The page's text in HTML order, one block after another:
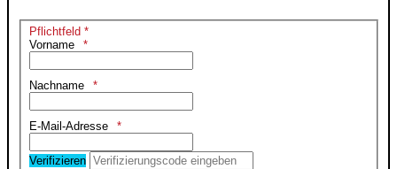
Pflichtfeld *
Vorname
Nachname
E-Mail-Adresse
Verifizieren